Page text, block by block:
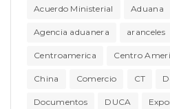
Acuerdo Ministerial Aduana
Agencia aduanera aranceles
Centroamerica Centro
China Comercio CT
Documentos DUCA